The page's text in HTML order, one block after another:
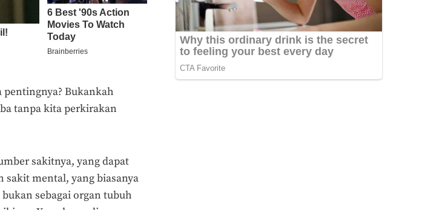
pentingnya? Bukankah
tanpa kita perkirakan
sakitnya, yang dapat
sakit mental, yang biasanya
sebagai organ tubuh